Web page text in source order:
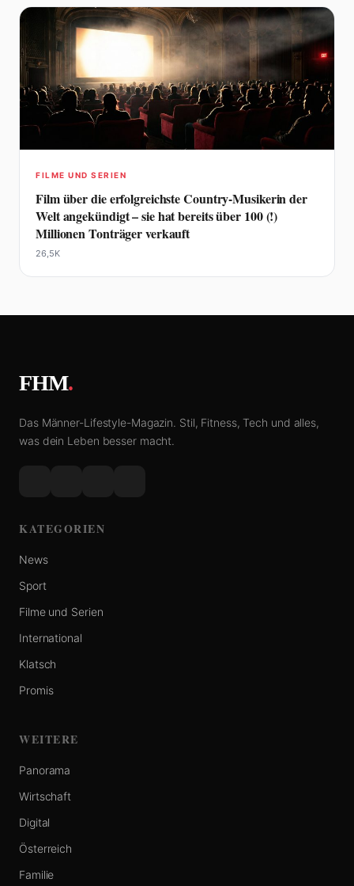
FILME UND SERIEN
Film über die erfolgreichste Country-Musikerin der
Welt angekündigt – sie hat bereits über 100 (!)
Millionen Tonträger verkauft
26,5K
FHM.
Das Männer-Lifestyle-Magazin. Stil, Fitness, Tech und alles,
was dein Leben besser macht.
KATEGORIEN
News
Sport
Filme und Serien
International
Klatsch
Promis
WEITERE
Panorama
Wirtschaft
Digital
Österreich
Familie